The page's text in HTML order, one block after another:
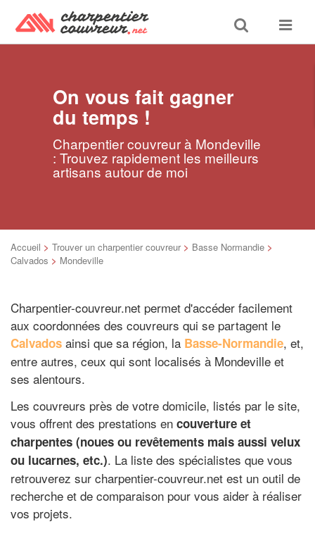
Toggle
search
Toggle
On vous fait gagner
du temps !
Charpentier couvreur à Mondeville
: Trouvez rapidement les meilleurs
artisans autour de moi
Accueil > Trouver un charpentier couvreur > Basse Normandie >
Calvados > Mondeville
Charpentier-couvreur.net permet d'accéder facilement
aux coordonnées des couvreurs qui se partagent le
Calvados ainsi que sa région, la Basse-Normandie, et,
entre autres, ceux qui sont localisés à Mondeville et
ses alentours.
Les couvreurs près de votre domicile, listés par le site,
vous offrent des prestations en couverture et
charpentes (noues ou revêtements mais aussi velux
ou lucarnes, etc.). La liste des spécialistes que vous
retrouverez sur charpentier-couvreur.net est un outil de
recherche et de comparaison pour vous aider à réaliser
vos projets.